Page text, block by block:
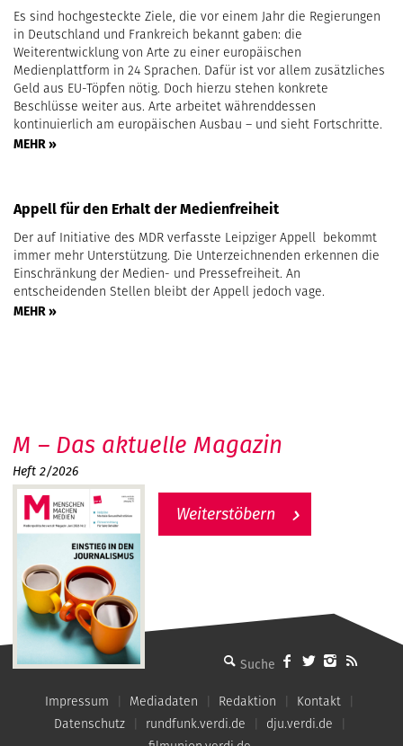
Es sind hochgesteckte Ziele, die vor einem Jahr die Regierungen
in Deutschland und Frankreich bekannt gaben: die
Weiterentwicklung von Arte zu einer europäischen
Medienplattform in 24 Sprachen. Dafür ist vor allem zusätzliches
Geld aus EU-Töpfen nötig. Doch hierzu stehen konkrete
Beschlüsse weiter aus. Arte arbeitet währenddessen
kontinuierlich am europäischen Ausbau – und sieht Fortschritte.
MEHR »
Appell für den Erhalt der Medienfreiheit
Der auf Initiative des MDR verfasste Leipziger Appell bekommt
immer mehr Unterstützung. Die Unterzeichnenden erkennen die
Einschränkung der Medien- und Pressefreiheit. An
entscheidenden Stellen bleibt der Appell jedoch vage.
MEHR »
MMM - Menschen machen Medien
M – Das aktuelle Magazin
Heft 2/2026
Weiterstöbern
Impressum Mediadaten Redaktion
Kontakt
Datenschutz
rundfunk.verdi.de
dju.verdi.de